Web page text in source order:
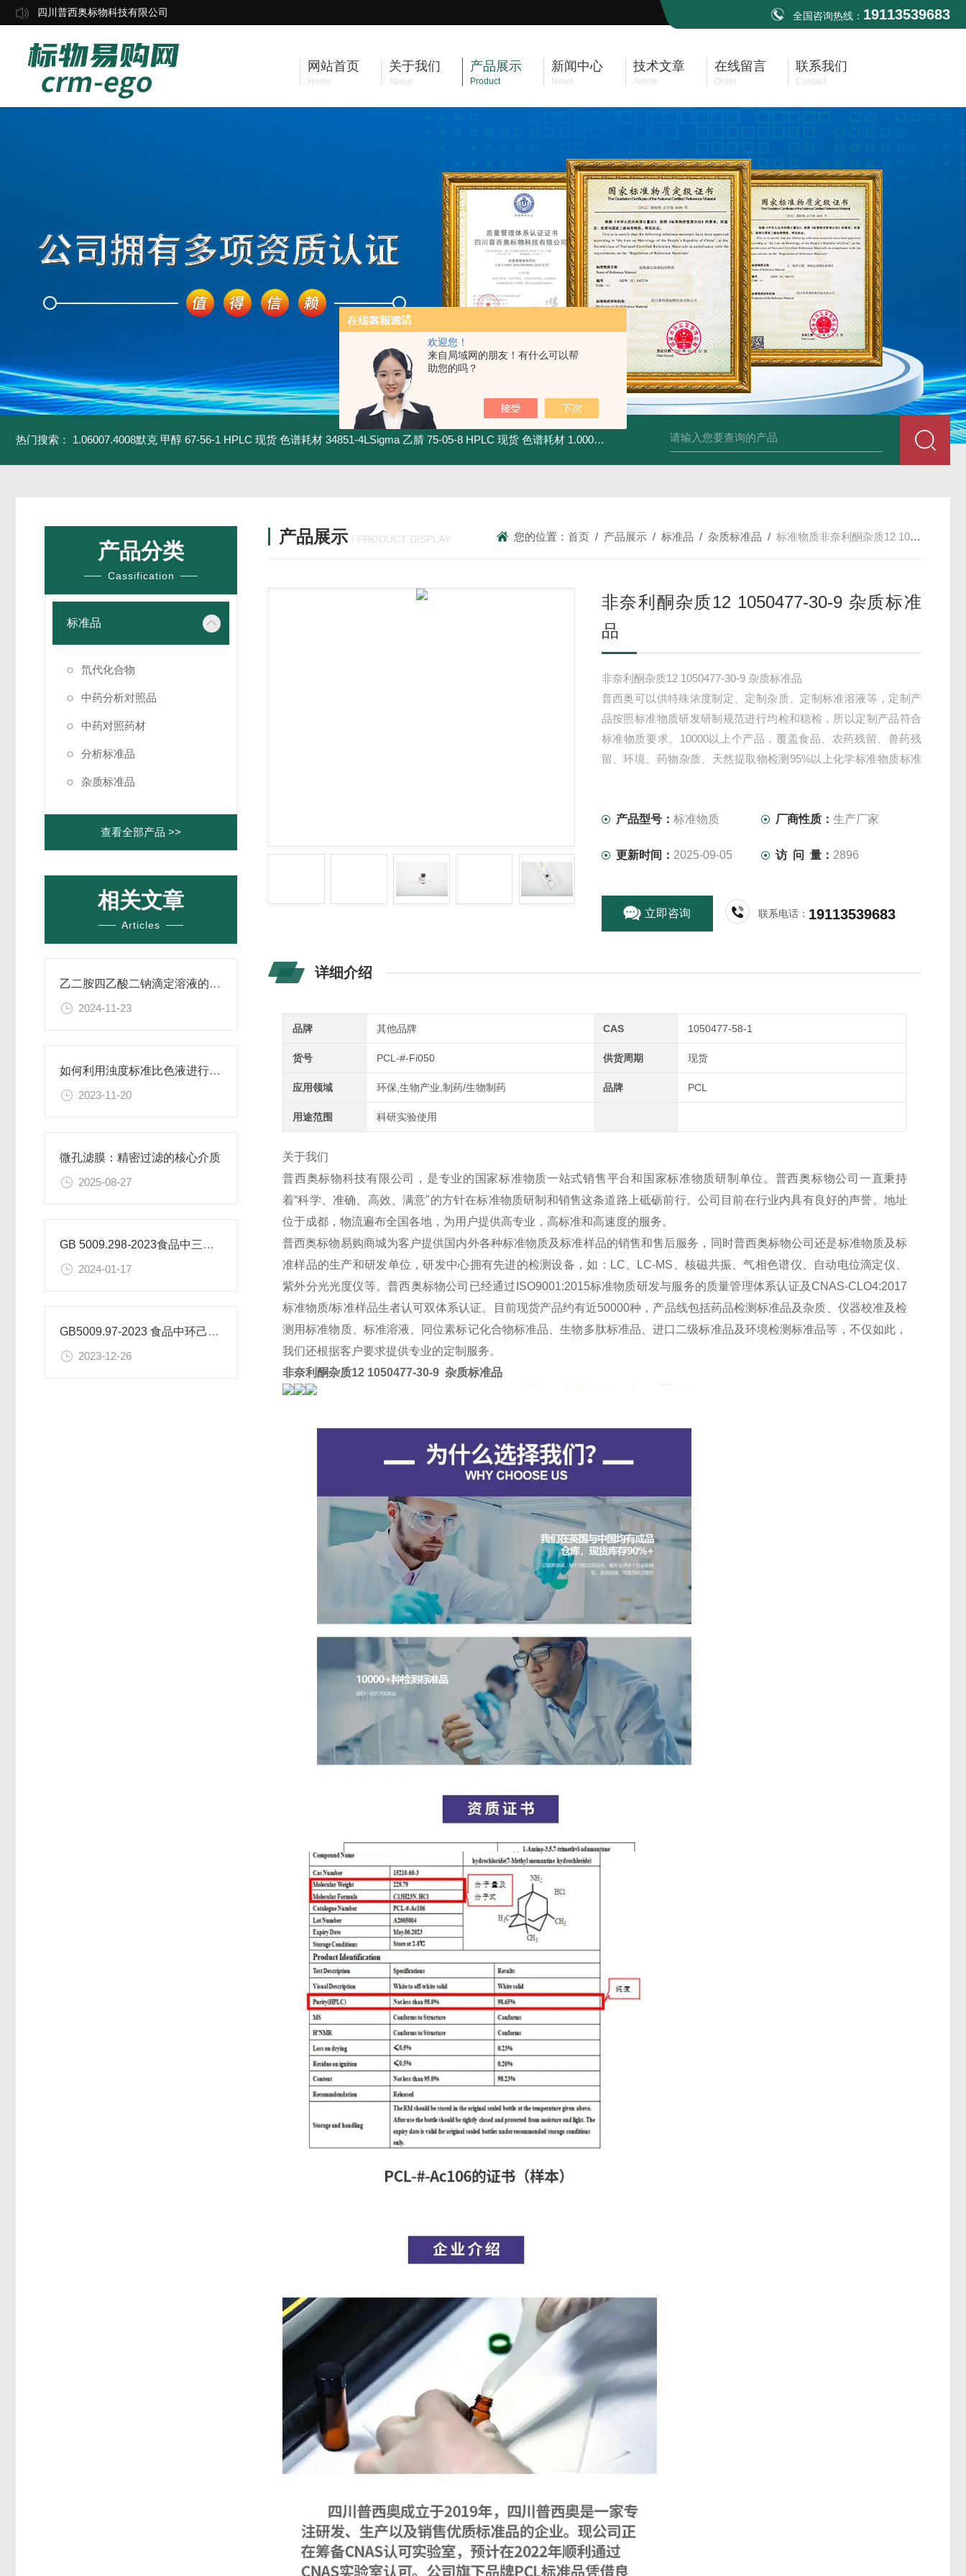
欢迎您！
来自局域网的朋友！有什么可以帮
助您的吗？
四川普西奥标物科技有限公司 全国咨询热线： 19113539683
网站首页
Home
关于我们
About
产品展示
Product
新闻中心
News
技术文章
Article
在线留言
Order
联系我们
Contact
热门搜索： 1.06007.4008默克 甲醇 67-56-1 HPLC 现货 色谱耗材 34851-4LSigma 乙腈 75-05-8 HPLC 现货 色谱耗材 1.00030.4008默克 乙腈 75-05-8 HPLC 现货 色谱耗材 34860-4L-Rsigma 甲醇 67-
产品分类
Cassification
标准品
氘代化合物
中药分析对照品
中药对照药材
分析标准品
杂质标准品
查看全部产品 >>
相关文章
Articles
乙二胺四乙酸二钠滴定溶液的稳定性与保存条件
2024-11-23
如何利用浊度标准比色液进行水体生态系统的研究？
2023-11-20
微孔滤膜：精密过滤的核心介质​
2025-08-27
GB 5009.298-2023食品中三氯蔗糖（蔗糖素）的测定
2024-01-17
GB5009.97-2023 食品中环己基氨基磺酸盐的测定标准
2023-12-26
产品展示 / PRODUCT DISPLAY 您的位置：首页 / 产品展示 /标准品 / 杂质标准品 /标准物质非奈利酮杂质12 1050477-30-9 杂质标准品
非奈利酮杂质12 1050477-30-9 杂质标准
品
非奈利酮杂质12 1050477-30-9 杂质标准品
普西奥可以供特殊浓度制定、定制杂质、定制标准溶液等，定制产
品按照标准物质研发研制规范进行均检和稳检，所以定制产品符合
标准物质要求。10000以上个产品，覆盖食品、农药残留、兽药残
留、环境、药物杂质、天然提取物检测95%以上化学标准物质标准
产品型号： 标准物质 厂商性质：生产厂家
更新时间： 2025-09-05 访 问 量： 2896
立即咨询 联系电话： 19113539683
详细介绍
品牌 其他品牌 CAS 1050477-58-1
货号 PCL-#-Fi050 供货周期 现货
应用领域 环保,生物产业,制药/生物制药 品牌 PCL
用途范围 科研实验使用
关于我们
普西奥标物科技有限公司，是专业的国家标准物质一站式销售平台和国家标准物质研制单位。普西奥标物公司一直秉持
着“科学、准确、高效、满意"的方针在标准物质研制和销售这条道路上砥砺前行。公司目前在行业内具有良好的声誉。地址
位于成都，物流遍布全国各地，为用户提供高专业，高标准和高速度的服务。
普西奥标物易购商城为客户提供国内外各种标准物质及标准样品的销售和售后服务，同时普西奥标物公司还是标准物质及标
准样品的生产和研发单位，研发中心拥有先进的检测设备，如： LC LC-MS 、核磁共振、气相色谱仪、自动电位滴定仪、
紫外分光光度仪等。普西奥标物公司已经通过 ISO9001:2015标准物质研发与服务的质量管理体系认证及CNAS-CLO4:2017
标准物质/标准样品生者认可双体系认证。目前现货产品约有近50000种，产品线包括药品检测标准品及杂质、仪器校准及检
测用标准物质、标准溶液、同位素标记化合物标准品、生物多肽标准品、进口二级标准品及环境检测标准品等，不仅如此，
我们还根据客户要求提供专业的定制服务。
非奈利酮杂质12 1050477-30-9 杂质标准品